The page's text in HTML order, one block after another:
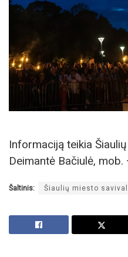
Informaciją teikia
Deimantė Bačiulė,
Šaltinis: Šiaulių miesto